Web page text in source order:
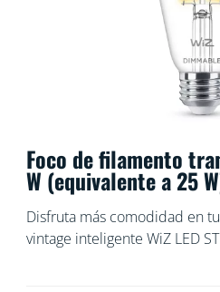
Foco de filamento
W (equivalente a 25
Disfruta más comodidad en
vintage inteligente WiZ LED